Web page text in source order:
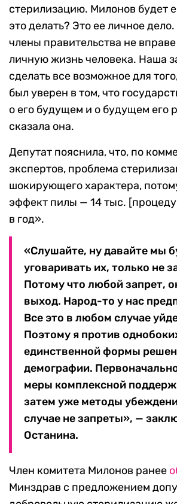
стерилизацию. Милонов будет
это делать? Это ее личное
члены правительства не
личную жизнь человека. Наша
сделать все возможное для
был уверен в том, что
о его будущем и о будущем его
сказала она.
Депутат пояснила, что, по
экспертов, проблема
шокирующего характера,
эффект пилы — 14 тыс.
в год».
«Слушайте, ну давайте мы
уговаривать их, только не
Потому что любой запрет,
выход. Народ-то у нас
Все это в любом случае
Поэтому я против
единственной формы
демографии.
меры комплексной
затем уже методы
случае не запреты», —
Останина.
Член комитета Милонов ранее
Минздрав с предложением